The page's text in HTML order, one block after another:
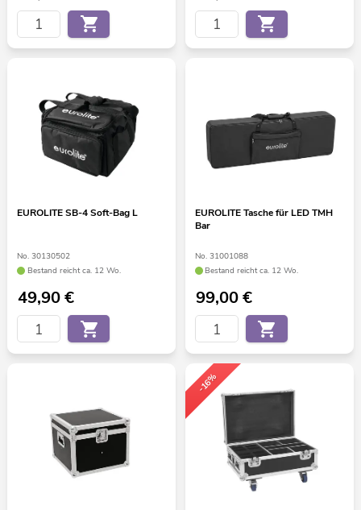
EUROLITE SB-4 Soft-Bag L
No. 30130502
Bestand reicht ca. 12 Wo.
49,90€
EUROLITE Tasche für LED TMH
Bar
No. 31001088
Bestand reicht ca. 12 Wo.
99,00€
-16%